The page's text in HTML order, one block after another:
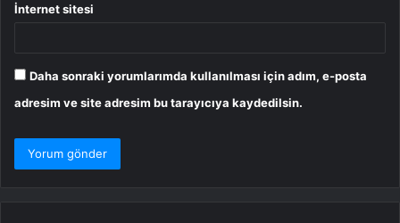
İnternet sitesi
Daha sonraki yorumlarımda kullanılması için adım, e-posta
adresim ve site adresim bu tarayıcıya kaydedilsin.